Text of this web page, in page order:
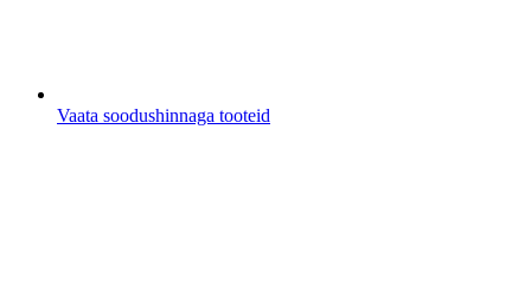
Vaata soodushinnaga tooteid